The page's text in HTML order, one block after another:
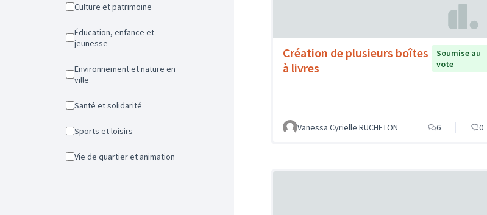
Culture et patrimoine
Éducation, enfance et
jeunesse
Environnement et nature en
ville
Santé et solidarité
Sports et loisirs
Vie de quartier et animation
Création de plusieurs boîtes
à livres
Soumise au
vote
Vanessa Cyrielle RUCHETON 6 0